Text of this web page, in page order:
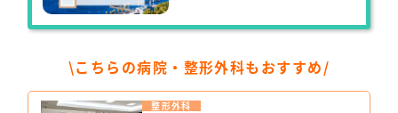
\こちらの病院・整形外科もおすすめ/
整形外科